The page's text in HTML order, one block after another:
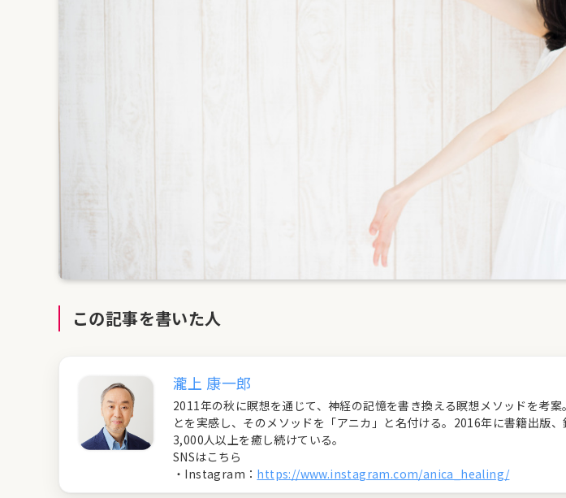
この記事を書いた人
瀧上 康一郎
2011年の秋に瞑想を通じて、神経の記憶を書き換える瞑想メソッドを考
とを実感し、そのメソッドを「アニカ」と名付ける。2016年に書籍出版
3,000人以上を癒し続けている。
SNSはこちら
・Instagram： https://www.instagram.com/anica_healing/